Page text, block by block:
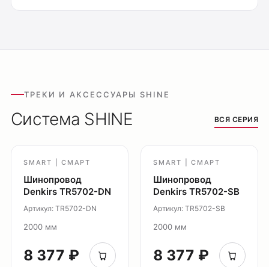
ТРЕКИ И АКСЕССУАРЫ SHINE
Система SHINE ВСЯ СЕРИЯ
SMART | СМАРТ
Шинопровод
Denkirs TR5702-DN
Артикул: TR5702-DN
2000 мм
8 377 ₽
SMART | СМАРТ
Шинопровод
Denkirs TR5702-SB
Артикул: TR5702-SB
2000 мм
8 377 ₽
Трековые системы
Ремневая система Belty
Потолочные подвесные
Точечные светильники
Обмен и возврат